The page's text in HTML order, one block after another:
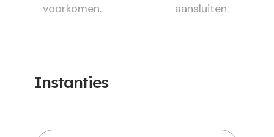
voorkomen.
aansluiten.
Instanties